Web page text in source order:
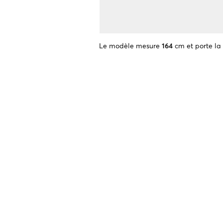
Le modèle mesure 164 cm et porte